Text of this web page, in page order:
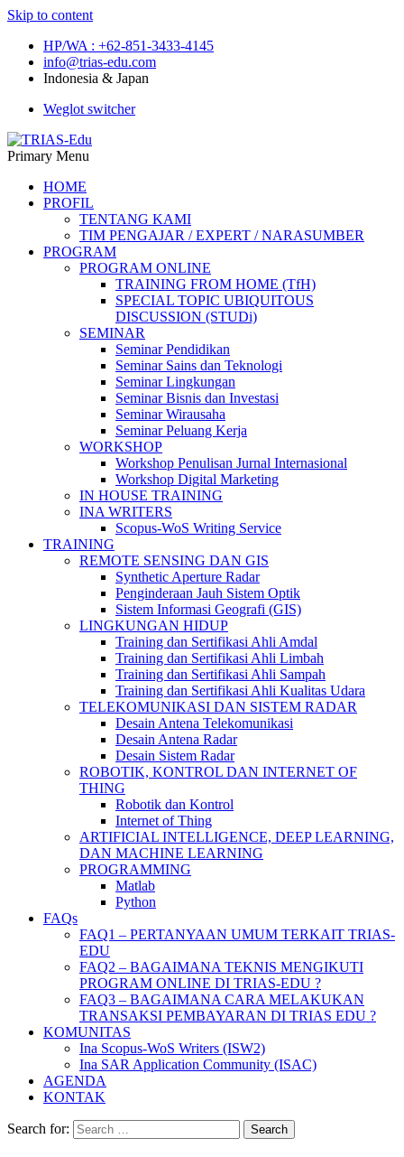
Skip to content
HP/WA : +62-851-3433-4145
info@trias-edu.com
Indonesia & Japan
Weglot switcher
TRIAS-Edu
Primary Menu
HOME
PROFIL
TENTANG KAMI
TIM PENGAJAR / EXPERT / NARASUMBER
PROGRAM
PROGRAM ONLINE
TRAINING FROM HOME (TfH)
SPECIAL TOPIC UBIQUITOUS
DISCUSSION (STUDi)
SEMINAR
Seminar Pendidikan
Seminar Sains dan Teknologi
Seminar Lingkungan
Seminar Bisnis dan Investasi
Seminar Wirausaha
Seminar Peluang Kerja
WORKSHOP
Workshop Penulisan Jurnal Internasional
Workshop Digital Marketing
IN HOUSE TRAINING
INA WRITERS
Scopus-WoS Writing Service
TRAINING
REMOTE SENSING DAN GIS
Synthetic Aperture Radar
Penginderaan Jauh Sistem Optik
Sistem Informasi Geografi (GIS)
LINGKUNGAN HIDUP
Training dan Sertifikasi Ahli Amdal
Training dan Sertifikasi Ahli Limbah
Training dan Sertifikasi Ahli Sampah
Training dan Sertifikasi Ahli Kualitas Udara
TELEKOMUNIKASI DAN SISTEM RADAR
Desain Antena Telekomunikasi
Desain Antena Radar
Desain Sistem Radar
ROBOTIK, KONTROL DAN INTERNET OF
THING
Robotik dan Kontrol
Internet of Thing
ARTIFICIAL INTELLIGENCE, DEEP LEARNING,
DAN MACHINE LEARNING
PROGRAMMING
Matlab
Python
FAQs
FAQ1 – PERTANYAAN UMUM TERKAIT TRIAS-
EDU
FAQ2 – BAGAIMANA TEKNIS MENGIKUTI
PROGRAM ONLINE DI TRIAS-EDU ?
FAQ3 – BAGAIMANA CARA MELAKUKAN
TRANSAKSI PEMBAYARAN DI TRIAS EDU ?
KOMUNITAS
Ina Scopus-WoS Writers (ISW2)
Ina SAR Application Community (ISAC)
AGENDA
KONTAK
Search for: